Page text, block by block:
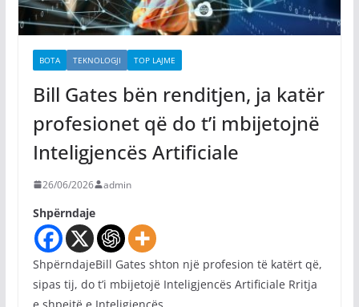
BOTA TEKNOLOGJI TOP LAJME
Bill Gates bën renditjen, ja katër
profesionet që do t’i mbijetojnë
Inteligjencës Artificiale
26/06/2026 admin
Shpërndaje
ShpërndajeBill Gates shton një profesion të katërt që,
sipas tij, do t’i mbijetojë Inteligjencës Artificiale Rritja